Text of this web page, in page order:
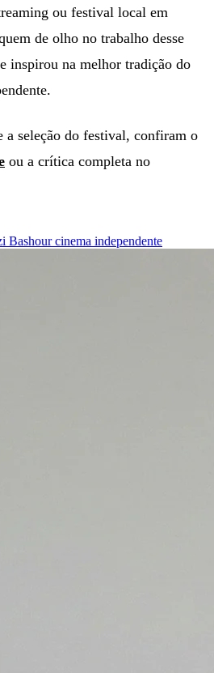
ou festival local em
de olho no trabalho desse
inspirou na melhor tradição do
a seleção do festival, confiram o
ou a crítica completa no
Bashourcinema independente